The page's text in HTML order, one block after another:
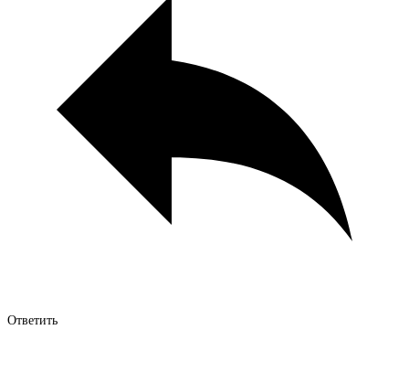
Ответить